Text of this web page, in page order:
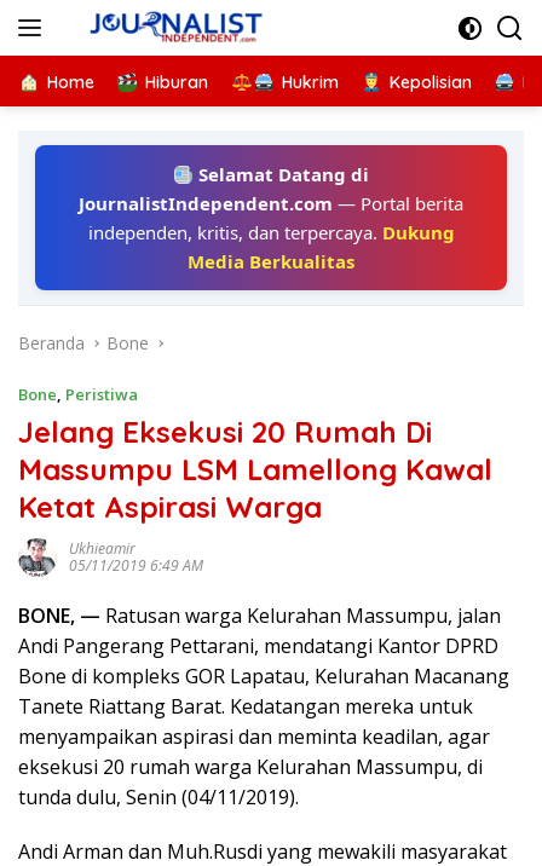
Home Hiburan Hukrim Kepolisian
Selamat Datang di
JournalistIndependent.com — Portal berita
independen, kritis, dan terpercaya. Dukung
Media Berkualitas
Beranda Bone
Bone, Peristiwa
Jelang Eksekusi 20 Rumah Di
Massumpu LSM Lamellong Kawal
Ketat Aspirasi Warga
Ukhieamir
05/11/2019 6:49 AM
BONE, — Ratusan warga Kelurahan Massumpu, jalan
Andi Pangerang Pettarani, mendatangi Kantor DPRD
Bone di kompleks GOR Lapatau, Kelurahan Macanang
Tanete Riattang Barat. Kedatangan mereka untuk
menyampaikan aspirasi dan meminta keadilan, agar
eksekusi 20 rumah warga Kelurahan Massumpu, di
tunda dulu, Senin (04/11/2019).
Andi Arman dan Muh.Rusdi yang mewakili masyarakat